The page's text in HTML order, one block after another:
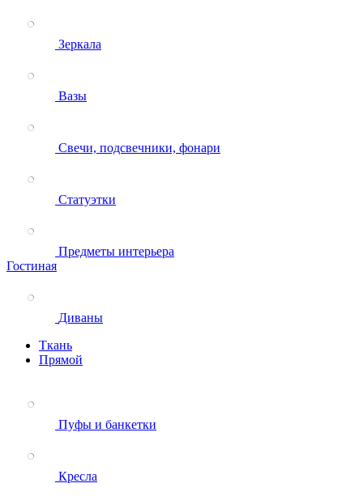
Зеркала
Вазы
Свечи, подсвечники, фонари
Статуэтки
Предметы интерьера
Гостиная
Диваны
Ткань
Прямой
Пуфы и банкетки
Кресла